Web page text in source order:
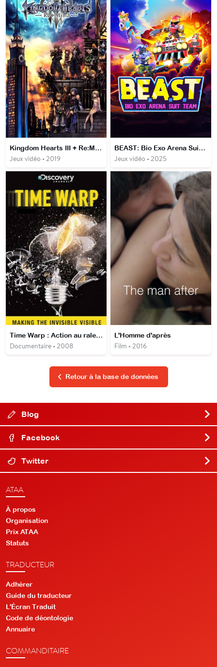
Kingdom Hearts III + Re:Mind
Jeux vidéo • 2019
BEAST: Bio Exo Arena Suit Team
Jeux vidéo • 2025
Time Warp : Action au ralenti.
Documentaire • 2008
L'Homme d'après
Film • 2016
Retour à la base de données
Blog
Facebook
Twitter
ATAA
À propos
Organisation
Prix ATAA
Statuts
TRADUCTEUR
Adhérer
Guide du traducteur
L'Écran Traduit
Code de déontologie
Annuaire
COMMANDITAIRE